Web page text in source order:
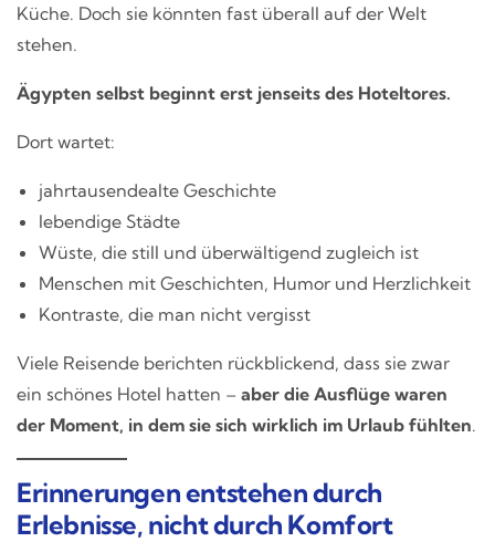
Küche. Doch sie könnten fast überall auf der Welt
stehen.
Ägypten selbst beginnt erst jenseits des Hoteltores.
Dort wartet:
jahrtausendealte Geschichte
lebendige Städte
Wüste, die still und überwältigend zugleich ist
Menschen mit Geschichten, Humor und Herzlichkeit
Kontraste, die man nicht vergisst
Viele Reisende berichten rückblickend, dass sie zwar
ein schönes Hotel hatten – aber die Ausflüge waren
der Moment, in dem sie sich wirklich im Urlaub fühlten.
Erinnerungen entstehen durch
Erlebnisse, nicht durch Komfort